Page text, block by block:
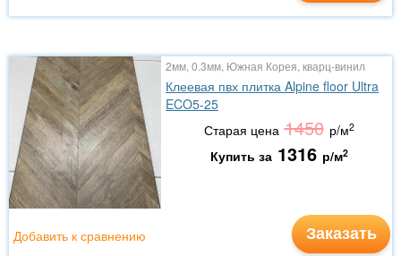
2мм, 0.3мм, Южная Корея, кварц-винил
Клеевая пвх плитка Alpine floor Ultra
ECO5-25
Старая цена 1450 р/м2
Купить за 1316 р/м2
Заказать
Добавить к сравнению